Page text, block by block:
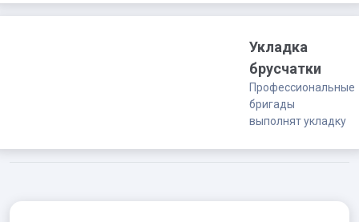
Укладка
брусчатки
Профессиональные
бригады
выполнят укладку